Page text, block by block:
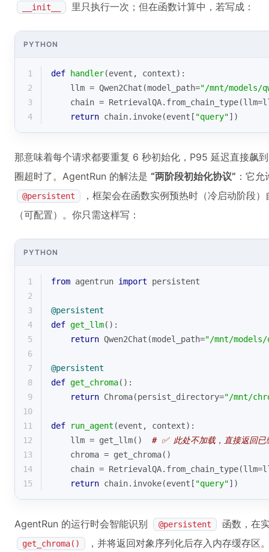
__init__ 里只执行一次；但在函数计算中，若写成：
PYTHON
1 def handler(event, context):
2
    llm = Qwen2Chat(model_path=
"/mnt/models/
3
chain =
4
return chain.invoke(event[ "query"])
那意味着每个请求都要重复 6 秒初始化，P95 延迟直接飙
圈超时了。AgentRun 的解法是 “两阶段初始化协议” ：它
@persistent
，框架会在函数实例预热时（冷启动阶段
（可配置）。你只需这样写：
PYTHON
1 from agentrun import persistent
2
3
@persistent
4
def get_llm():
5
return Qwen2Chat(model_path="/mnt/models/
6
7
@persistent
8
def get_chroma():
9
return Chroma(persist_directory="/mnt/
10
11
def run_agent (event, context):
12
    llm = get_llm()
# ✅ 此处不加载，直接返回已
13
    chroma = get_chroma()
14
chain =
15
return chain.invoke(event[ "query"])
AgentRun 的运行时会智能识别 @persistent 函数，在
get_chroma()
，并将返回对象序列化后存入内存缓存区